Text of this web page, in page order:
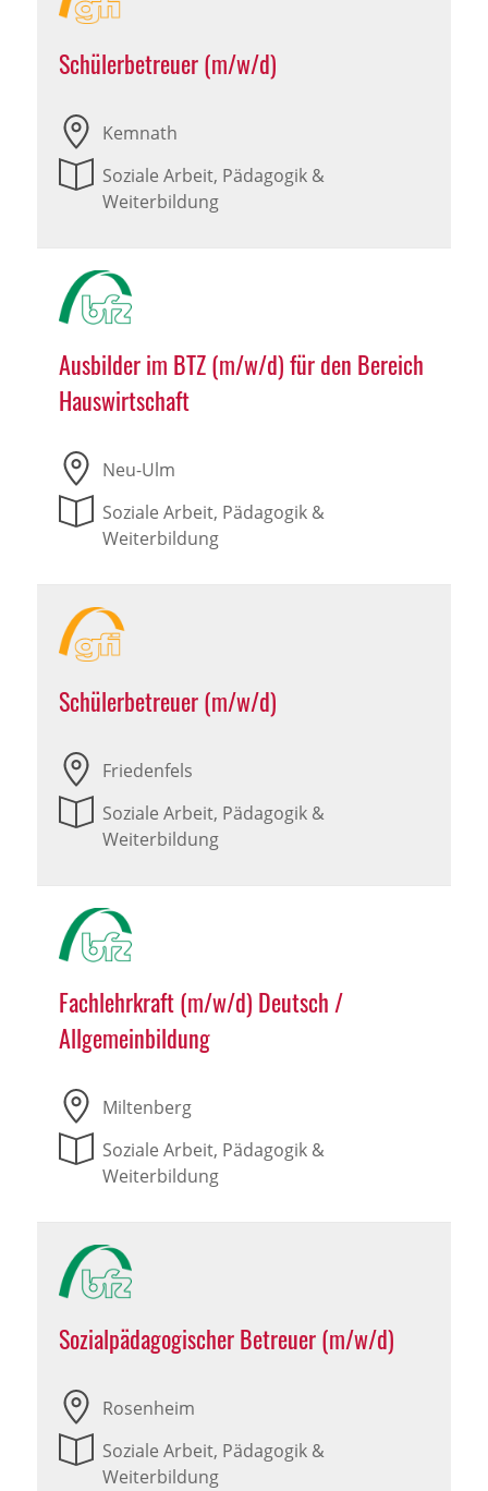
Schülerbetreuer (m/w/d)
Kemnath
Soziale Arbeit, Pädagogik &
Weiterbildung
Ausbilder im BTZ (m/w/d) für den Bereich
Hauswirtschaft
Neu-Ulm
Soziale Arbeit, Pädagogik &
Weiterbildung
Schülerbetreuer (m/w/d)
Friedenfels
Soziale Arbeit, Pädagogik &
Weiterbildung
Fachlehrkraft (m/w/d) Deutsch /
Allgemeinbildung
Miltenberg
Soziale Arbeit, Pädagogik &
Weiterbildung
Sozialpädagogischer Betreuer (m/w/d)
Rosenheim
Soziale Arbeit, Pädagogik &
Weiterbildung